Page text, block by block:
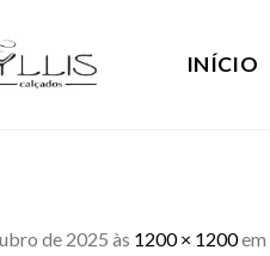
INÍCIO
de 2025 às 1200 × 1200em